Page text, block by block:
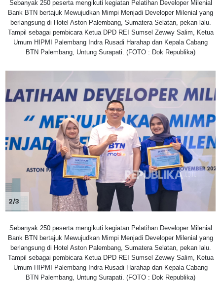
Sebanyak 250 peserta mengikuti kegiatan Pelatihan Developer Milenial
Bank BTN bertajuk Mewujudkan Mimpi Menjadi Developer Milenial yang
berlangsung di Hotel Aston Palembang, Sumatera Selatan, pekan lalu.
Tampil sebagai pembicara Ketua DPD REI Sumsel Zewwy Salim, Ketua
Umum HIPMI Palembang Indra Rusadi Harahap dan Kepala Cabang
BTN Palembang, Untung Surapati. (FOTO : Dok Republika)
2/3
Sebanyak 250 peserta mengikuti kegiatan Pelatihan Developer Milenial
Bank BTN bertajuk Mewujudkan Mimpi Menjadi Developer Milenial yang
berlangsung di Hotel Aston Palembang, Sumatera Selatan, pekan lalu.
Tampil sebagai pembicara Ketua DPD REI Sumsel Zewwy Salim, Ketua
Umum HIPMI Palembang Indra Rusadi Harahap dan Kepala Cabang
BTN Palembang, Untung Surapati. (FOTO : Dok Republika)